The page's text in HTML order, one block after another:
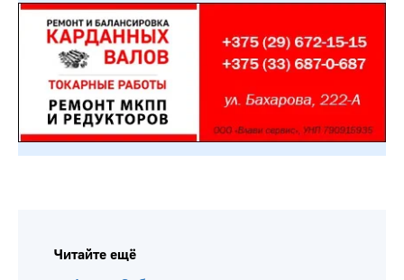
Читайте ещё